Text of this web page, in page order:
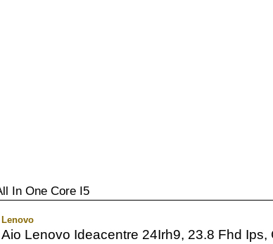
In One Core I5
Lenovo
Aio Lenovo Ideacentre 24Irh9, 23.8 Fhd